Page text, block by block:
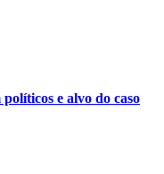
e alvo do caso